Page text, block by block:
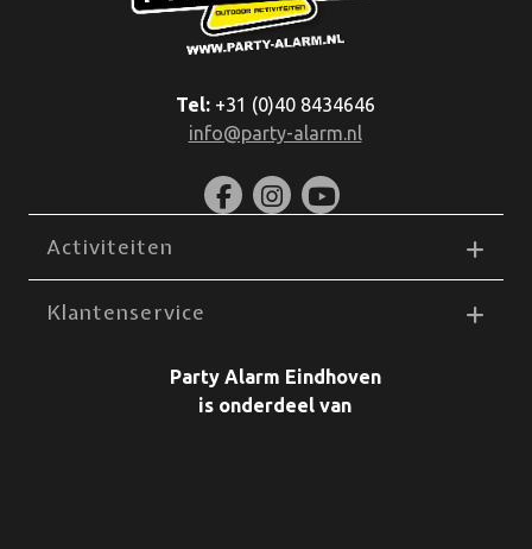
Tel:+31 (0)40 8434646
info@party-alarm.nl
Activiteiten
Klantenservice
Party Alarm Eindhoven
is onderdeel van